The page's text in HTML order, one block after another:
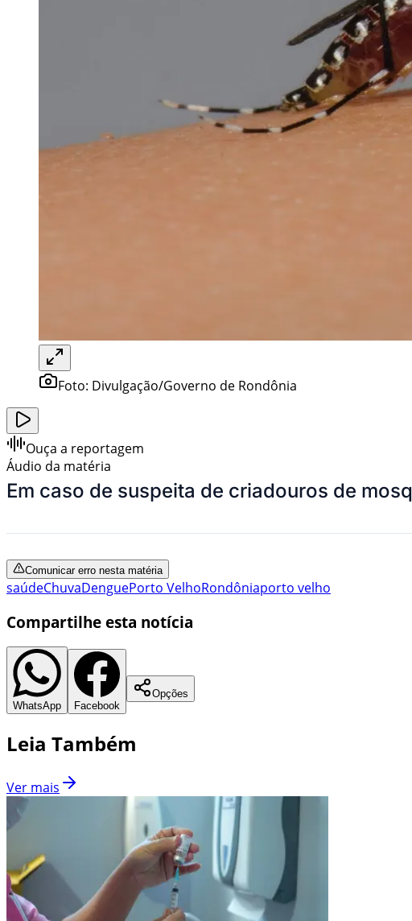
Foto: Divulgação/Governo de Rondônia
Ouça a reportagem
Áudio da matéria
Em caso de suspeita de criadouros de
Comunicar erro nesta matéria
saúdeChuvaDenguePorto VelhoRondôniaporto velho
Compartilhe esta notícia
WhatsApp Facebook
Opções
Leia Também
Ver mais